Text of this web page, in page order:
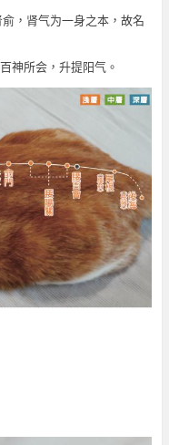
，肾气为一身之本，故名
神所会，升提阳气。